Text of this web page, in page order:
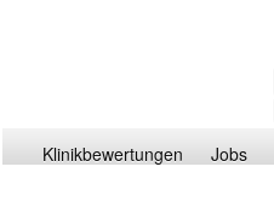
Klinikbewertungen Jobs